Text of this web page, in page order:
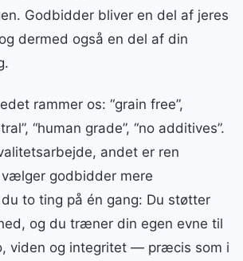
Godbidder bliver en del af jeres
dermed også en del af din
rammer os: “grain free”,
“human grade”, “no additives”.
andet er ren
godbidder mere
to ting på én gang: Du støtter
og du træner din egen evne til
viden og integritet — præcis som i